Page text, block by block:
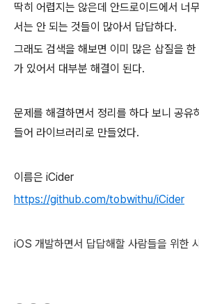
딱히 어렵지는 않은데 안드로이드에서 너
서는 안 되는 것들이 많아서 답답하다.
그래도 검색을 해보면 이미 많은 삽질을
가 있어서 대부분 해결이 된다.
문제를 해결하면서 정리를 하다 보니 공유
들어 라이브러리로 만들었다.
이름은 iCider
https://github.com/tobwithu/iCider
iOS 개발하면서 답답해할 사람들을 위한